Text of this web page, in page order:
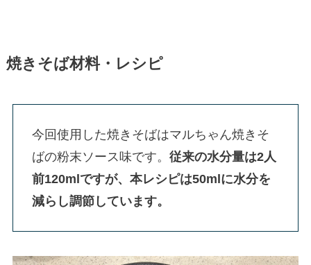
焼きそば材料・レシピ
今回使用した焼きそばはマルちゃん焼きそ
ばの粉末ソース味です。 従来の水分量は2人
前120mlですが、本レシピは50mlに水分を
減らし調節しています。